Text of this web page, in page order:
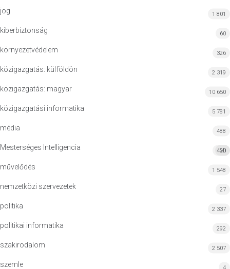
jog 1 801
kiberbiztonság 60
környezetvédelem 326
közigazgatás: külföldön 2 319
közigazgatás: magyar 10 650
közigazgatási informatika 5 781
média 488
Mesterséges Intelligencia MI
420
művelődés 1 548
nemzetközi szervezetek 27
politika 2 337
politikai informatika 292
szakirodalom 2 507
szemle 4